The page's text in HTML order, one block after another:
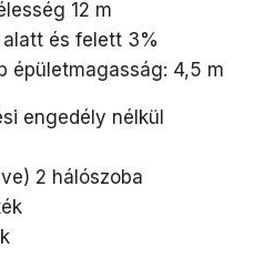
12 m
és felett 3%
épületmagasság: 4,5 m
engedély nélkül
2 hálószoba